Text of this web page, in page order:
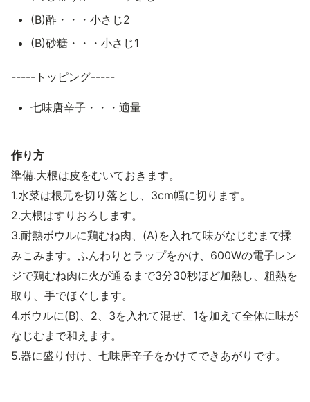
(B)酢・・・小さじ2
(B)砂糖・・・小さじ1
-----トッピング-----
七味唐辛子・・・適量
作り方
準備.大根は皮をむいておきます。
1.水菜は根元を切り落とし、3cm幅に切ります。
2.大根はすりおろします。
3.耐熱ボウルに鶏むね肉、(A)を入れて味がなじむまで揉
みこみます。ふんわりとラップをかけ、600Wの電子レン
ジで鶏むね肉に火が通るまで3分30秒ほど加熱し、粗熱を
取り、手でほぐします。
4.ボウルに(B)、2、3を入れて混ぜ、1を加えて全体に味が
なじむまで和えます。
5.器に盛り付け、七味唐辛子をかけてできあがりです。